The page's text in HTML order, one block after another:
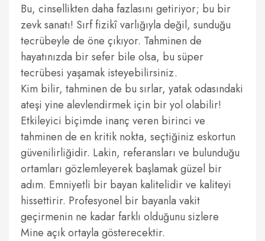
Bu, cinsellikten daha fazlasını getiriyor; bu bir
zevk sanatı! Sırf fizikî varlığıyla değil, sunduğu
tecrübeyle de öne çıkıyor. Tahminen de
hayatınızda bir sefer bile olsa, bu süper
tecrübesi yaşamak isteyebilirsiniz.
Kim bilir, tahminen de bu sırlar, yatak odasındaki
ateşi yine alevlendirmek için bir yol olabilir!
Etkileyici biçimde inanç veren birinci ve
tahminen de en kritik nokta, seçtiğiniz eskortun
güvenilirliğidir. Lakin, referansları ve bulunduğu
ortamları gözlemleyerek başlamak güzel bir
adım. Emniyetli bir bayan kalitelidir ve kaliteyi
hissettirir. Profesyonel bir bayanla vakit
geçirmenin ne kadar farklı olduğunu sizlere
Mine açık ortayla gösterecektir.